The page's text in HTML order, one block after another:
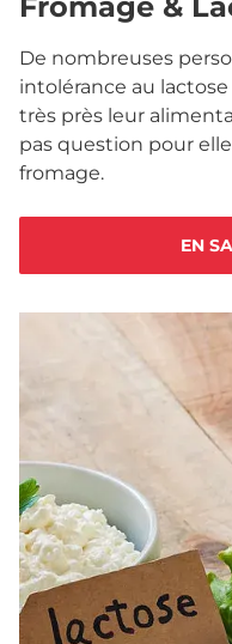
De nombreuses
intolérance au
très près leur
pas question pour
fromage.
EN